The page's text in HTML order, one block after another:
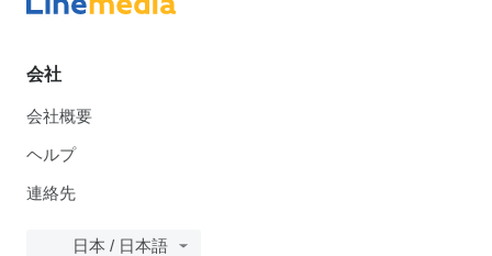
会社
会社概要
ヘルプ
連絡先
日本 / 日本語